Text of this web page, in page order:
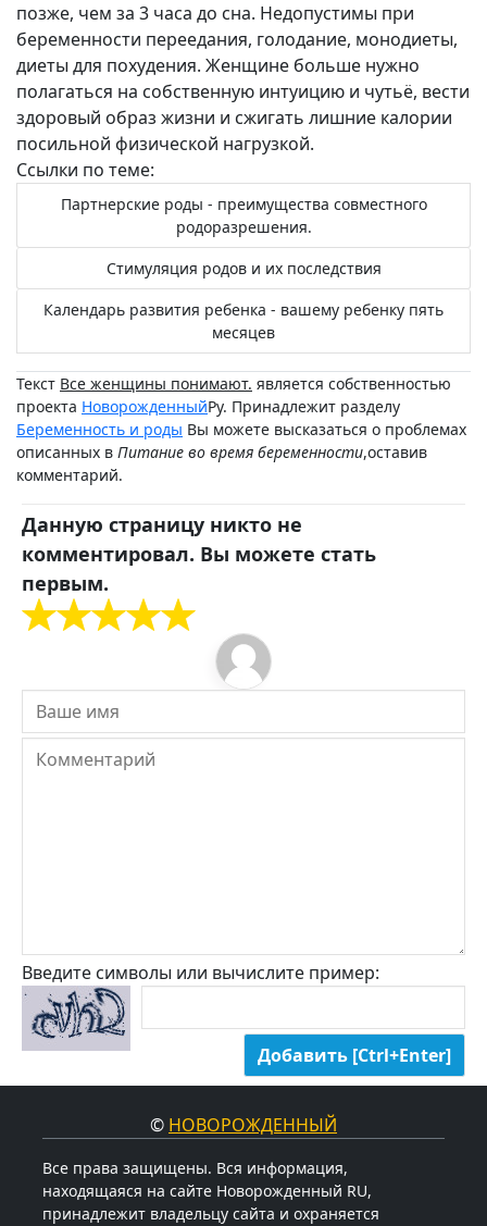
позже, чем за 3 часа до сна. Недопустимы при
беременности переедания, голодание, монодиеты,
диеты для похудения. Женщине больше нужно
полагаться на собственную интуицию и чутьё, вести
здоровый образ жизни и сжигать лишние калории
посильной физической нагрузкой.
Ссылки по теме:
Партнерские роды - преимущества совместного
родоразрешения.
Стимуляция родов и их последствия
Календарь развития ребенка - вашему ребенку пять
месяцев
Текст Все женщины понимают. является собственностью
проекта НоворожденныйРу. Принадлежит разделу
Беременность и роды Вы можете высказаться о проблемах
описанных в Питание во время беременности,оставив
комментарий.
Данную страницу никто не
комментировал. Вы можете стать
первым.
Введите символы или вычислите пример:
© НОВОРОЖДЕННЫЙ
Все права защищены. Вся информация,
находящаяся на сайте Новорожденный RU,
принадлежит владельцу сайта и охраняется